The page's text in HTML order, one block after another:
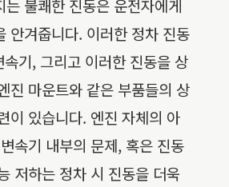
는 불쾌한 진동은 운전자에게
안겨줍니다. 이러한 정차 진동
기, 그리고 이러한 진동을 상
진 마운트와 같은 부품들의 상
이 있습니다. 엔진 자체의 아
속기 내부의 문제, 혹은 진동
저하는 정차 시 진동을 더욱